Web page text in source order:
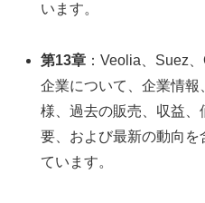
います。
第13章 ：Veolia、Suez
企業について、企業情
様、過去の販売、収益
要、および最新の動向
ています。